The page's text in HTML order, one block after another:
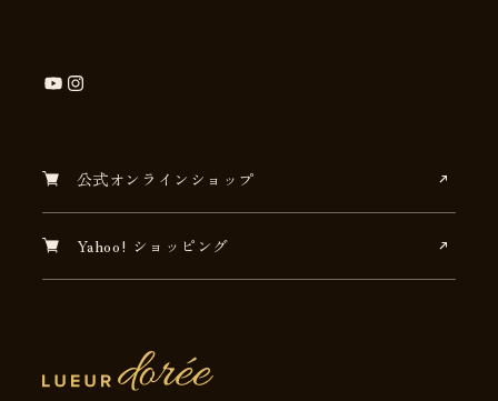
公式オンラインショップ
Yahoo! ショッピング